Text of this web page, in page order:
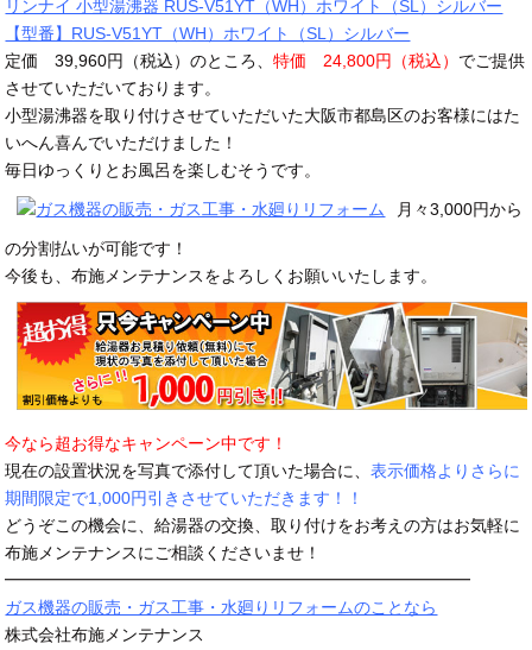
リンナイ 小型湯沸器 RUS-V51YT（WH）ホワイト（SL）シルバー
【型番】RUS-V51YT（WH）ホワイト（SL）シルバー
定価 39,960円（税込）のところ、特価 24,800円（税込） でご提供
させていただいております。
小型湯沸器を取り付けさせていただいた大阪市都島区のお客様にはた
いへん喜んでいただけました！
毎日ゆっくりとお風呂を楽しむそうです。
月々3,000円から
の分割払いが可能です！
今後も、布施メンテナンスをよろしくお願いいたします。
今なら超お得なキャンペーン中です！
現在の設置状況を写真で添付して頂いた場合に、表示価格よりさらに
期間限定で1,000円引きさせていただきます！！
どうぞこの機会に、給湯器の交換、取り付けをお考えの方はお気軽に
布施メンテナンスにご相談くださいませ！
━━━━━━━━━━━━━━━━━━━━━━━━━━━━
ガス機器の販売・ガス工事・水廻りリフォームのことなら
株式会社布施メンテナンス